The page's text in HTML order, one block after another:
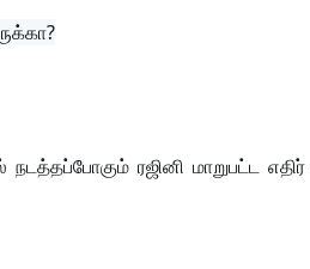
ரஜினி மாறுபட்ட